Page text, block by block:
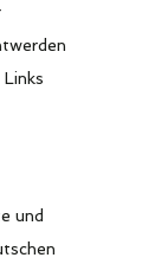
und